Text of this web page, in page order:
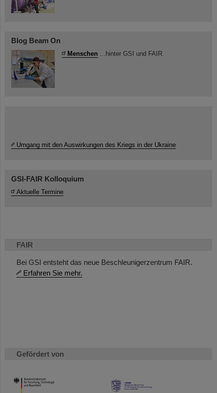
FAIR
Bei GSI entsteht das neue Beschleunigerzentrum FAIR.
Erfahren Sie mehr.
Gefördert von
HMWK
Blog Beam On
Menschen ...hinter GSI und FAIR.
Umgang mit den Auswirkungen des Kriegs in der Ukraine
GSI-FAIR Kolloquium
Aktuelle Termine